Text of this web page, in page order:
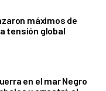
máximos de
tensión global
en el mar Negro